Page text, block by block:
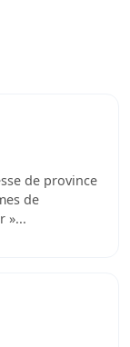
de province
de
»...